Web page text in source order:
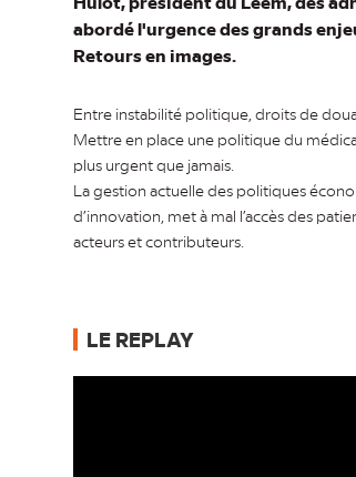
abordé l'urgence des grands
Retours en images.
Entre instabilité politique, droits de
Mettre en place une politique du
plus urgent que jamais.
La gestion actuelle des politiques
d’innovation, met à mal l’accès des
acteurs et contributeurs.
LE REPLAY